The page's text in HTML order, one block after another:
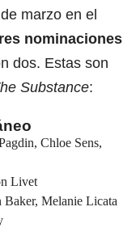
marzo en el
nominaciones
dos. Estas son
Substance:
Chloe Sens,
Livet
Melanie Licata